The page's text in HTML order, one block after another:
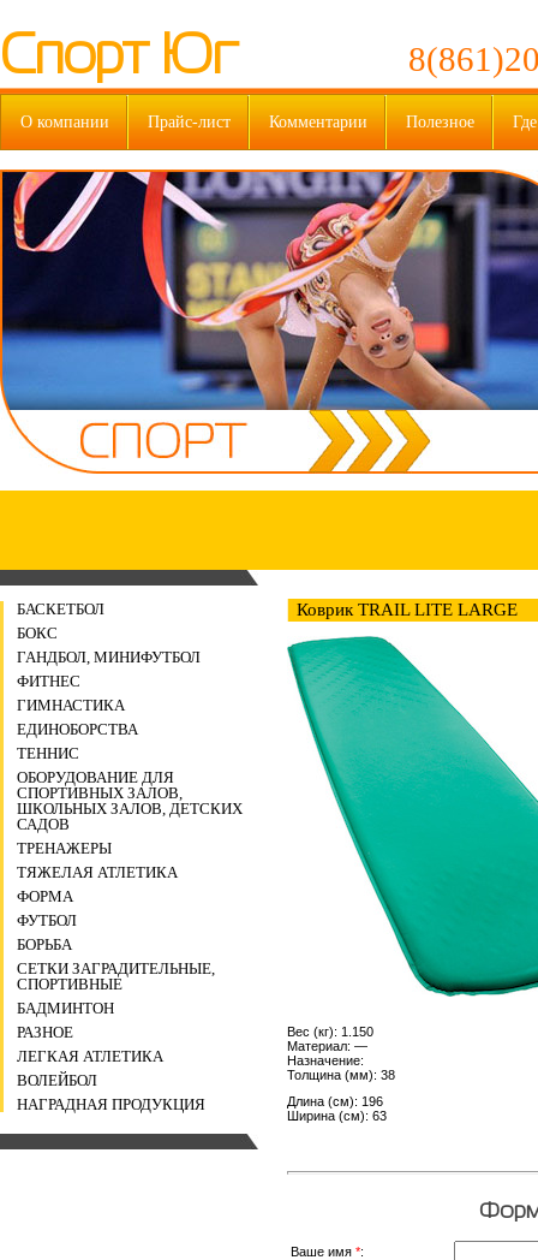
Спорт Юг
О компании Прайс-лист Комментарии Полезное
БАСКЕТБОЛ
БОКС
ГАНДБОЛ, МИНИФУТБОЛ
ФИТНЕС
ГИМНАСТИКА
ЕДИНОБОРСТВА
ТЕННИС
ОБОРУДОВАНИЕ ДЛЯ
СПОРТИВНЫХ ЗАЛОВ,
ШКОЛЬНЫХ ЗАЛОВ, ДЕТСКИХ
САДОВ
ТРЕНАЖЕРЫ
ТЯЖЕЛАЯ АТЛЕТИКА
ФОРМА
ФУТБОЛ
БОРЬБА
СЕТКИ ЗАГРАДИТЕЛЬНЫЕ,
СПОРТИВНЫЕ
БАДМИНТОН
РАЗНОЕ
ЛЕГКАЯ АТЛЕТИКА
ВОЛЕЙБОЛ
НАГРАДНАЯ ПРОДУКЦИЯ
Коврик TRAIL LITE LARGE
Вес (кг): 1.150
Материал: —
Назначение:
Толщина (мм): 38
Длина (см): 196
Ширина (см): 63
Ваше имя *: